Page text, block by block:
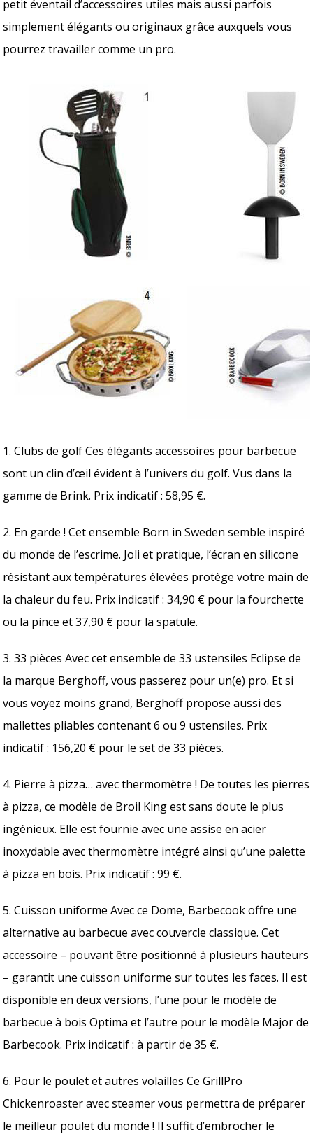
petit éventail d’accessoires utiles mais aussi parfois
simplement élégants ou originaux grâce auxquels vous
pourrez travailler comme un pro.
1. Clubs de golf Ces élégants accessoires pour barbecue
sont un clin d’œil évident à l’univers du golf. Vus dans la
gamme de Brink. Prix indicatif : 58,95 €.
2. En garde ! Cet ensemble Born in Sweden semble inspiré
du monde de l’escrime. Joli et pratique, l’écran en silicone
résistant aux températures élevées protège votre main de
la chaleur du feu. Prix indicatif : 34,90 € pour la fourchette
ou la pince et 37,90 € pour la spatule.
3. 33 pièces Avec cet ensemble de 33 ustensiles Eclipse de
la marque Berghoff, vous passerez pour un(e) pro. Et si
vous voyez moins grand, Berghoff propose aussi des
mallettes pliables contenant 6 ou 9 ustensiles. Prix
indicatif : 156,20 € pour le set de 33 pièces.
4. Pierre à pizza… avec thermomètre ! De toutes les pierres
à pizza, ce modèle de Broil King est sans doute le plus
ingénieux. Elle est fournie avec une assise en acier
inoxydable avec thermomètre intégré ainsi qu’une palette
à pizza en bois. Prix indicatif : 99 €.
5. Cuisson uniforme Avec ce Dome, Barbecook offre une
alternative au barbecue avec couvercle classique. Cet
accessoire – pouvant être positionné à plusieurs hauteurs
– garantit une cuisson uniforme sur toutes les faces. Il est
disponible en deux versions, l’une pour le modèle de
barbecue à bois Optima et l’autre pour le modèle Major de
Barbecook. Prix indicatif : à partir de 35 €.
6. Pour le poulet et autres volailles Ce GrillPro
Chickenroaster avec steamer vous permettra de préparer
le meilleur poulet du monde ! Il suffit d’embrocher le